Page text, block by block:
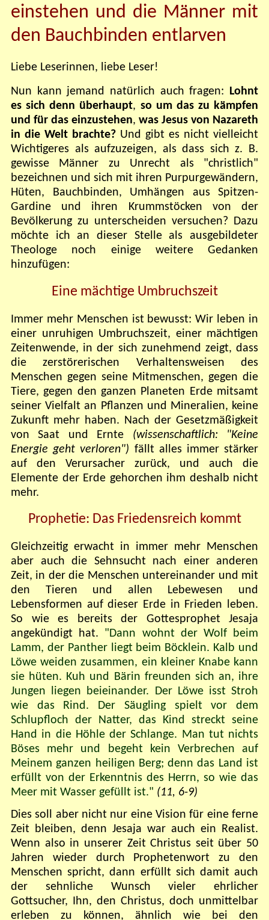
einstehen und die Männer mit
den Bauchbinden entlarven
Liebe Leserinnen, liebe Leser!
Nun kann jemand natürlich auch fragen: Lohnt
es sich denn überhaupt, so um das zu kämpfen
und für das einzustehen, was Jesus von Nazareth
in die Welt brachte? Und gibt es nicht vielleicht
Wichtigeres als aufzuzeigen, als dass sich z. B.
gewisse Männer zu Unrecht als "christlich"
bezeichnen und sich mit ihren Purpurgewändern,
Hüten, Bauchbinden, Umhängen aus Spitzen-
Gardine und ihren Krummstöcken von der
Bevölkerung zu unterscheiden versuchen? Dazu
möchte ich an dieser Stelle als ausgebildeter
Theologe noch einige weitere Gedanken
hinzufügen:
Eine mächtige Umbruchszeit
Immer mehr Menschen ist bewusst: Wir leben in
einer unruhigen Umbruchszeit, einer mächtigen
Zeitenwende, in der sich zunehmend zeigt, dass
die zerstörerischen Verhaltensweisen des
Menschen gegen seine Mitmenschen, gegen die
Tiere, gegen den ganzen Planeten Erde mitsamt
seiner Vielfalt an Pflanzen und Mineralien, keine
Zukunft mehr haben. Nach der Gesetzmäßigkeit
von Saat und Ernte (wissenschaftlich: "Keine
Energie geht verloren") fällt alles immer stärker
auf den Verursacher zurück, und auch die
Elemente der Erde gehorchen ihm deshalb nicht
mehr.
Prophetie: Das Friedensreich kommt
Gleichzeitig erwacht in immer mehr Menschen
aber auch die Sehnsucht nach einer anderen
Zeit, in der die Menschen untereinander und mit
den Tieren und allen Lebewesen und
Lebensformen auf dieser Erde in Frieden leben.
So wie es bereits der Gottesprophet Jesaja
angekündigt hat. "Dann wohnt der Wolf beim
Lamm, der Panther liegt beim Böcklein. Kalb und
Löwe weiden zusammen, ein kleiner Knabe kann
sie hüten. Kuh und Bärin freunden sich an, ihre
Jungen liegen beieinander. Der Löwe isst Stroh
wie das Rind. Der Säugling spielt vor dem
Schlupfloch der Natter, das Kind streckt seine
Hand in die Höhle der Schlange. Man tut nichts
Böses mehr und begeht kein Verbrechen auf
Meinem ganzen heiligen Berg; denn das Land ist
erfüllt von der Erkenntnis des Herrn, so wie das
Meer mit Wasser gefüllt ist." (11, 6-9)
Dies soll aber nicht nur eine Vision für eine ferne
Zeit bleiben, denn Jesaja war auch ein Realist.
Wenn also in unserer Zeit Christus seit über 50
Jahren wieder durch Prophetenwort zu den
Menschen spricht, dann erfüllt sich damit auch
der sehnliche Wunsch vieler ehrlicher
Gottsucher, Ihn, den Christus, doch unmittelbar
erleben zu können, ähnlich wie bei den